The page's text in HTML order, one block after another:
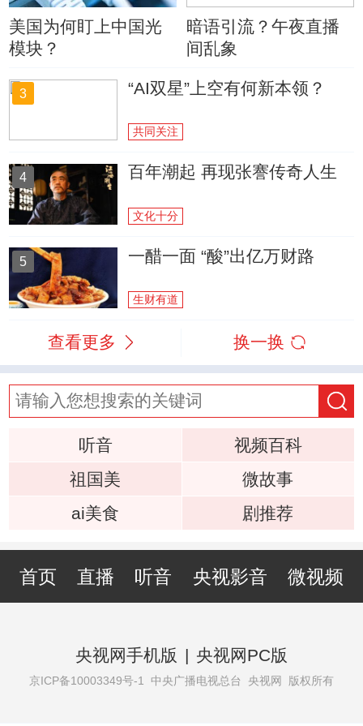
美国为何盯上中国光
模块？
暗语引流？午夜直播
间乱象
3 “AI双星”上空有何新本领？
共同关注
4 百年潮起 再现张謇传奇人生
文化十分
5 一醋一面 “酸”出亿万财路
生财有道
查看更多 换一换
听音
视频百科
祖国美
微故事
ai美食
剧推荐
首页 直播 听音 央视影音 微视频
央视网手机版 | 央视网PC版
京ICP备10003349号-1 中央广播电视总台 央视网 版权所有